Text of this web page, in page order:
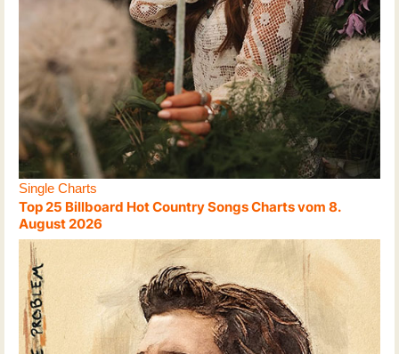
Single Charts
Top 25 Billboard Hot Country Songs Charts vom 8.
August 2026